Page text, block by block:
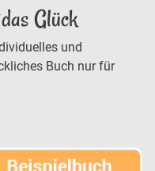
Glück
und
Buch nur für